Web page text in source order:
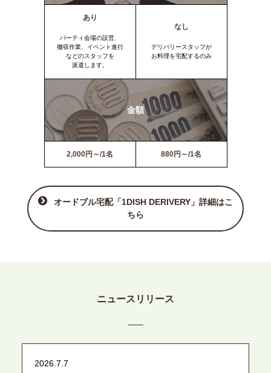
あり
パーティ会場の設営、
撤収作業、イベント進行
などのスタッフを
派遣します。
なし
デリバリースタッフが
お料理を宅配するのみ
金額
2,000円～/1名 880円～/1名
オードブル宅配「1DISH DERIVERY」詳細はこ
ちら
ニュースリリース
2026.7.7